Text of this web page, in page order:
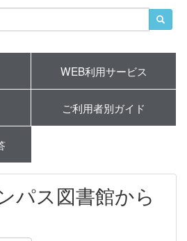
WEB利用サービス
ご利用者別ガイド
パス図書館から